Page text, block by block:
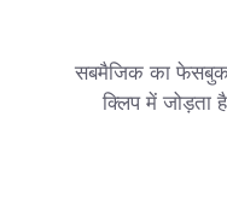
सबमैजिक का
क्लिप में